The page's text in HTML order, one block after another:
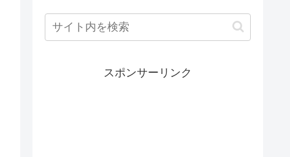
スポンサーリンク